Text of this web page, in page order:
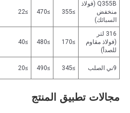
Q355B (فولاذ
منخفض
السبائك)
≥355
≥470
≥22
316 لتر
(فولاذ مقاوم
للصدأ)
≥170
≥480
≥40
9ني الصلب ≥345
≥490
≥20
مجالات تطبيق المنتج